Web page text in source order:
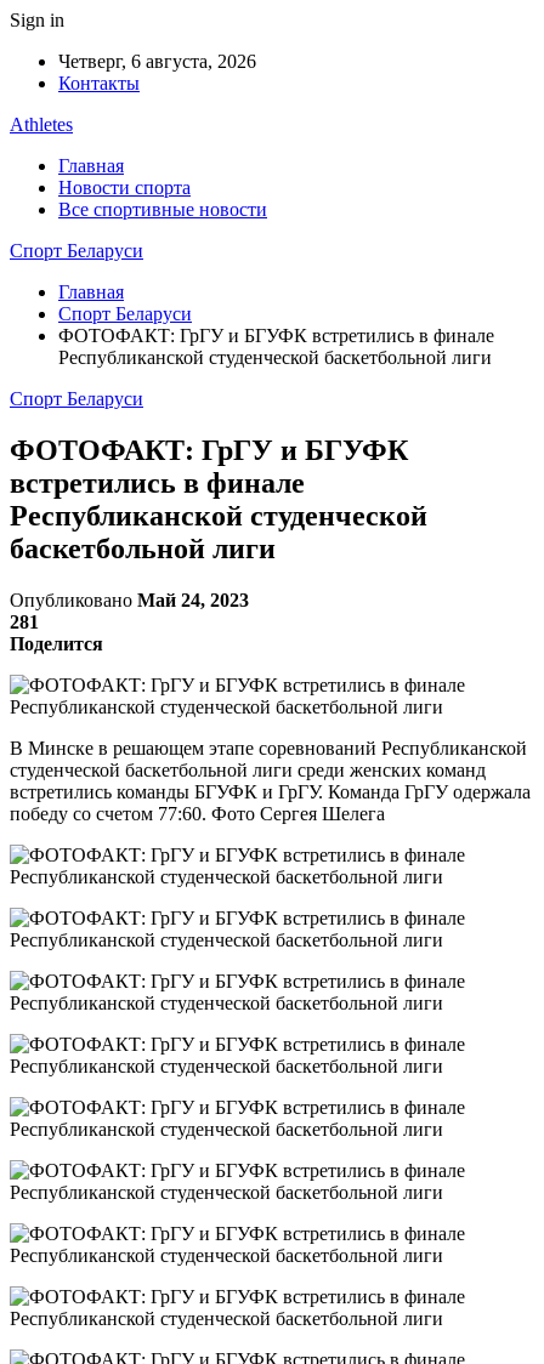
Sign in
Четверг, 6 августа, 2026
Контакты
Athletes
Главная
Новости спорта
Все спортивные новости
Спорт Беларуси
Главная
Спорт Беларуси
ФОТОФАКТ: ГрГУ и БГУФК встретились в финале
Республиканской студенческой баскетбольной лиги
Спорт Беларуси
ФОТОФАКТ: ГрГУ и БГУФК
встретились в финале
Республиканской студенческой
баскетбольной лиги
Опубликовано Май 24, 2023
281
Поделится
В Минске в решающем этапе соревнований Республиканской
студенческой баскетбольной лиги среди женских команд
встретились команды БГУФК и ГрГУ. Команда ГрГУ одержала
победу со счетом 77:60. Фото Сергея Шелега